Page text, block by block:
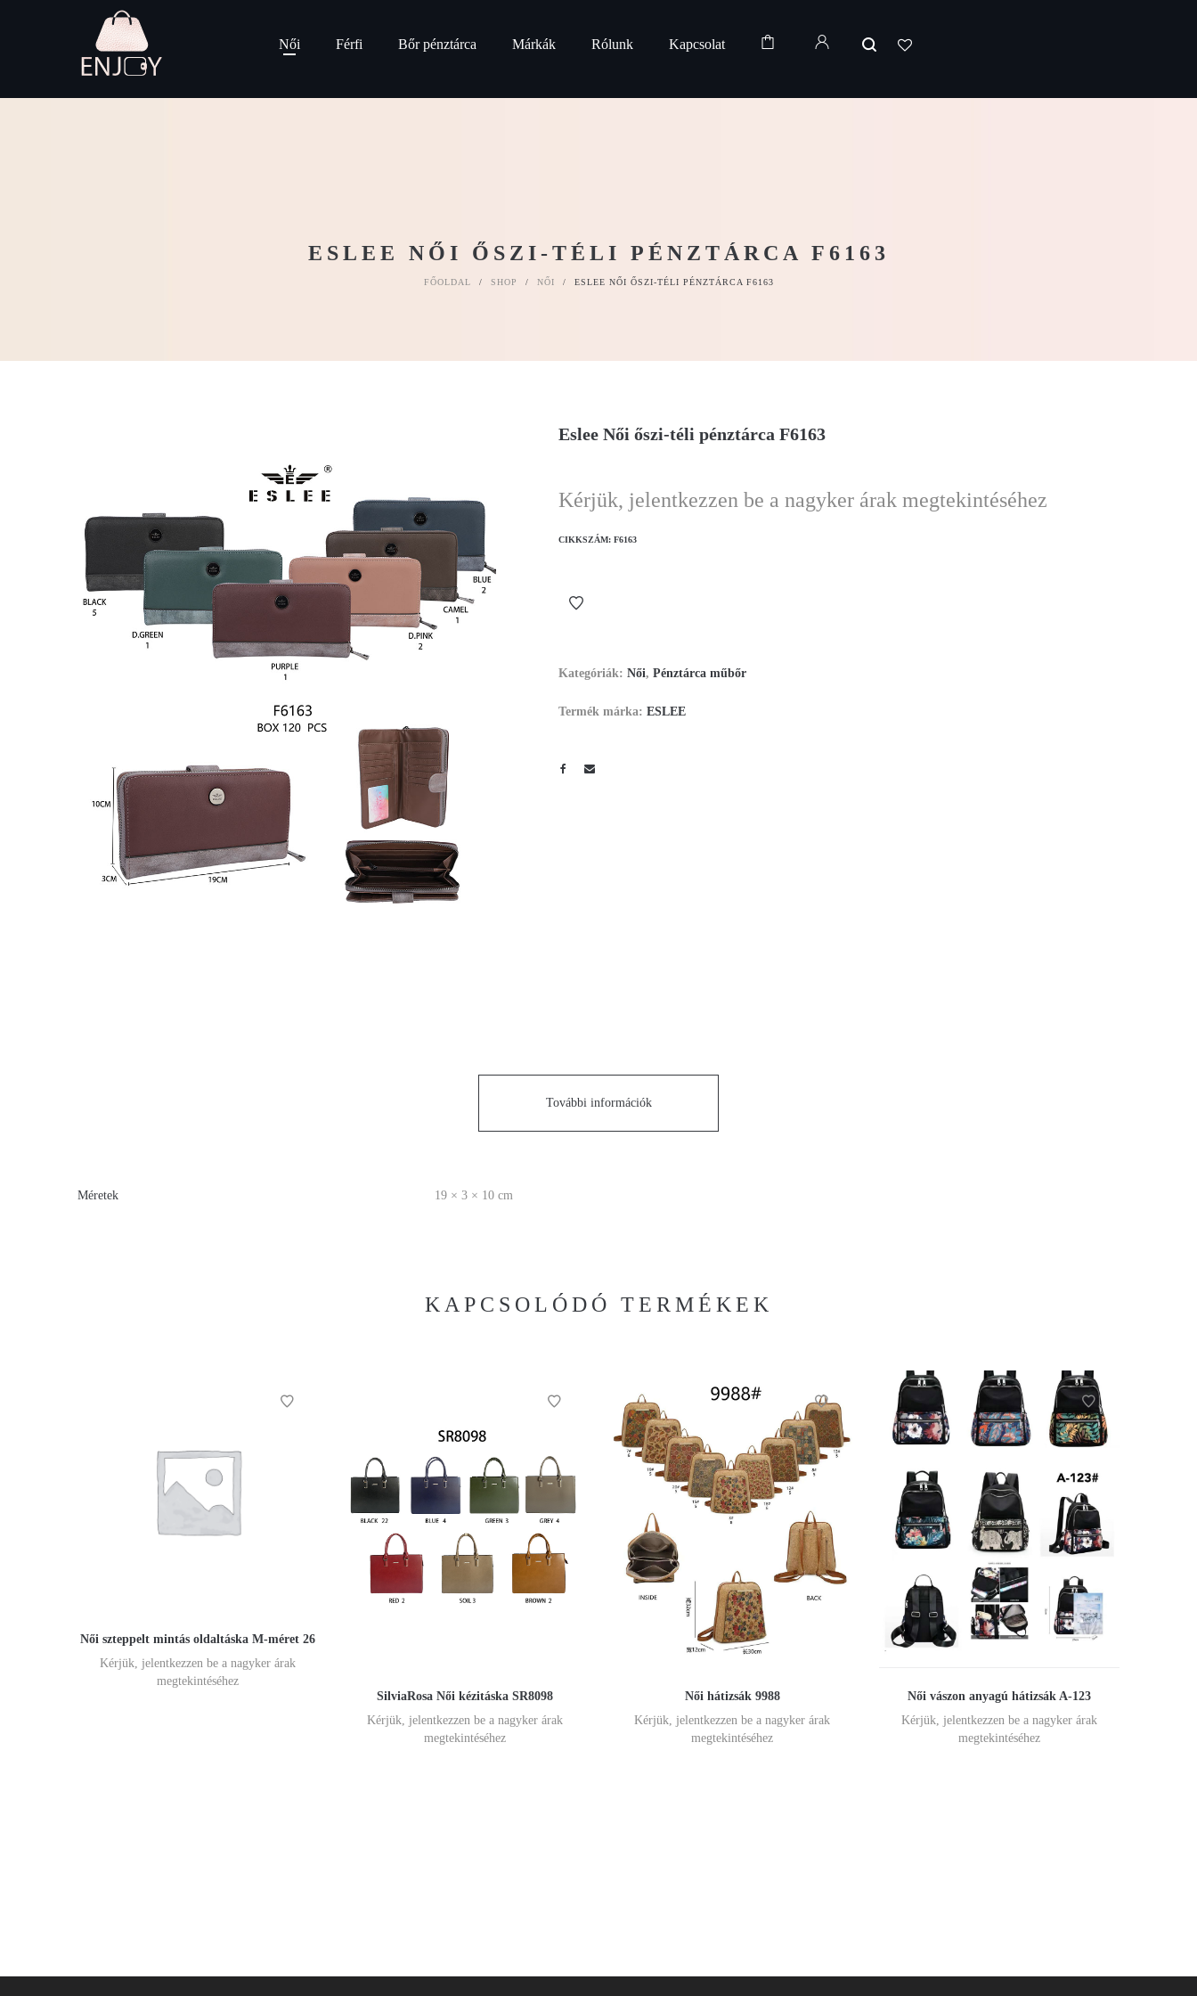
Női Férfi Bőr pénztárca Márkák Rólunk Kapcsolat
ESLEE NŐI ŐSZI-TÉLI PÉNZTÁRCA F6163
FŐOLDAL / SHOP / NŐI / ESLEE NŐI ŐSZI-TÉLI PÉNZTÁRCA F6163
Eslee Női őszi-téli pénztárca F6163
Kérjük, jelentkezzen be a nagyker árak megtekintéséhez
CIKKSZÁM: F6163
Kategóriák: Női, Pénztárca műbőr
Termék márka: ESLEE
További információk
Méretek 19 × 3 × 10 cm
KAPCSOLÓDÓ TERMÉKEK
Női szteppelt mintás oldaltáska M-méret 26
Kérjük, jelentkezzen be a nagyker árak
megtekintéséhez
SilviaRosa Női kézitáska SR8098
Kérjük, jelentkezzen be a nagyker árak
megtekintéséhez
Női hátizsák 9988
Kérjük, jelentkezzen be a nagyker árak
megtekintéséhez
Női vászon anyagú hátizsák A-123
Kérjük, jelentkezzen be a nagyker árak
megtekintéséhez